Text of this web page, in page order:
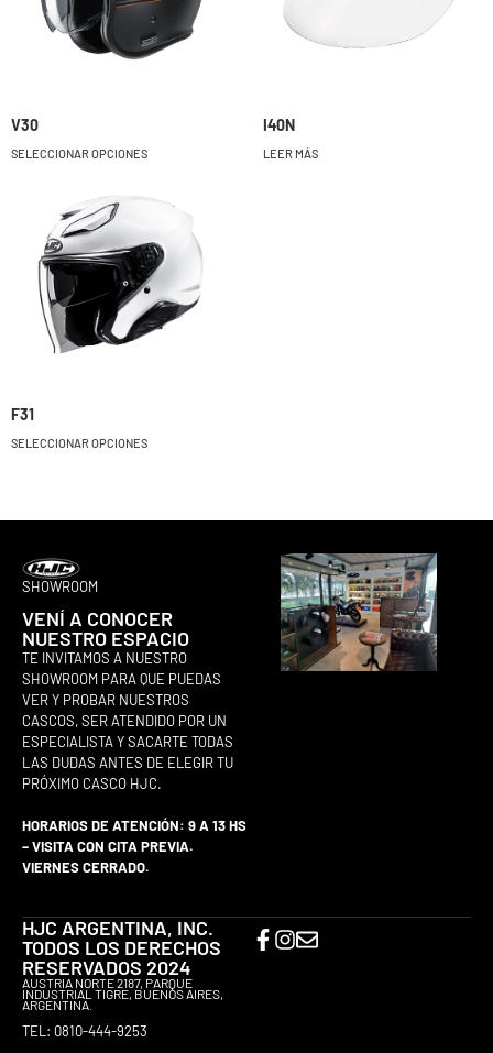
V30
SELECCIONAR OPCIONES
I40N
LEER MÁS
F31
SELECCIONAR OPCIONES
SHOWROOM
VENÍ A CONOCER
NUESTRO ESPACIO
TE INVITAMOS A NUESTRO
SHOWROOM PARA QUE PUEDAS
VER Y PROBAR NUESTROS
CASCOS, SER ATENDIDO POR UN
ESPECIALISTA Y SACARTE TODAS
LAS DUDAS ANTES DE ELEGIR TU
PRÓXIMO CASCO HJC.
HORARIOS DE ATENCIÓN: 9 A 13 HS
– VISITA CON CITA PREVIA.
VIERNES CERRADO.
HJC ARGENTINA, INC.
TODOS LOS DERECHOS
RESERVADOS 2024
AUSTRIA NORTE 2187, PARQUE
INDUSTRIAL TIGRE, BUENOS AIRES,
ARGENTINA.
TEL: 0810-444-9253